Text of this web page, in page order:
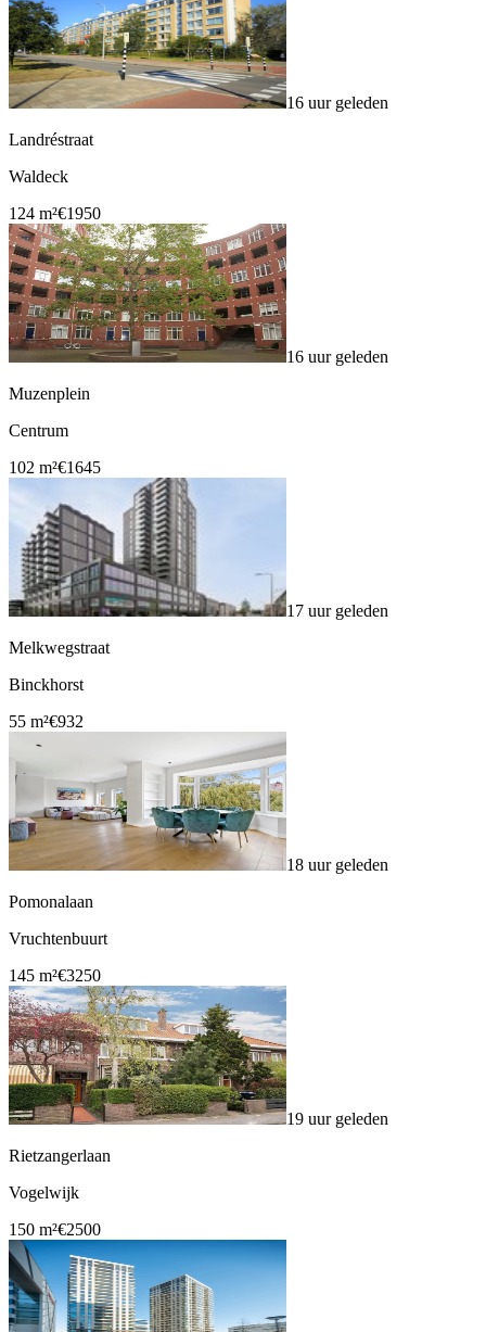
16 uur geleden
Landréstraat
Waldeck
124 m²€1950
16 uur geleden
Muzenplein
Centrum
102 m²€1645
17 uur geleden
Melkwegstraat
Binckhorst
55 m²€932
18 uur geleden
Pomonalaan
Vruchtenbuurt
145 m²€3250
19 uur geleden
Rietzangerlaan
Vogelwijk
150 m²€2500